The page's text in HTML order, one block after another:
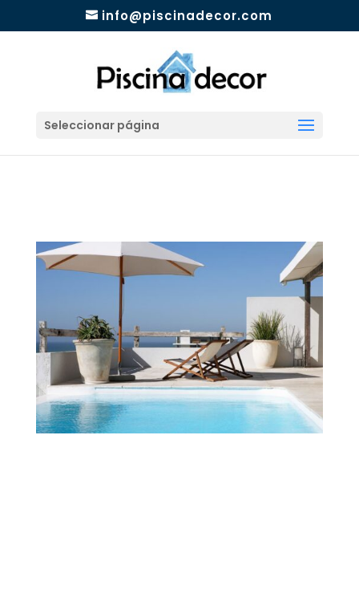
info@piscinadecor.com
Seleccionar página